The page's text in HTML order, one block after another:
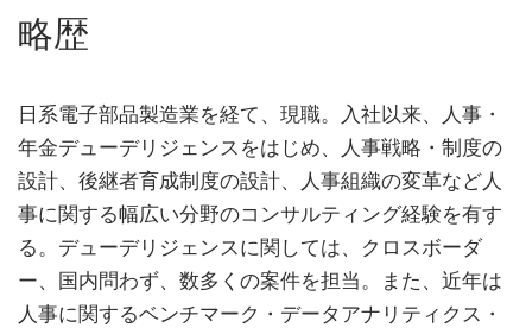
略歴
日系電子部品製造業を経て、現職。入社以来、人事・
年金デューデリジェンスをはじめ、人事戦略・制度の
設計、後継者育成制度の設計、人事組織の変革など人
事に関する幅広い分野のコンサルティング経験を有す
る。デューデリジェンスに関しては、クロスボーダ
ー、国内問わず、数多くの案件を担当。また、近年は
人事に関するベンチマーク・データアナリティクス・